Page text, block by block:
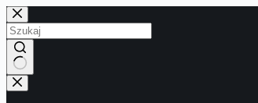
Przejdź
do
treści
Brak
wyników